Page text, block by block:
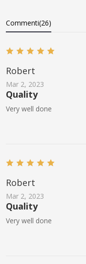
Commenti(26)
Robert
Mar 2, 2023
Quality
Very well done
Robert
Mar 2, 2023
Quality
Very well done